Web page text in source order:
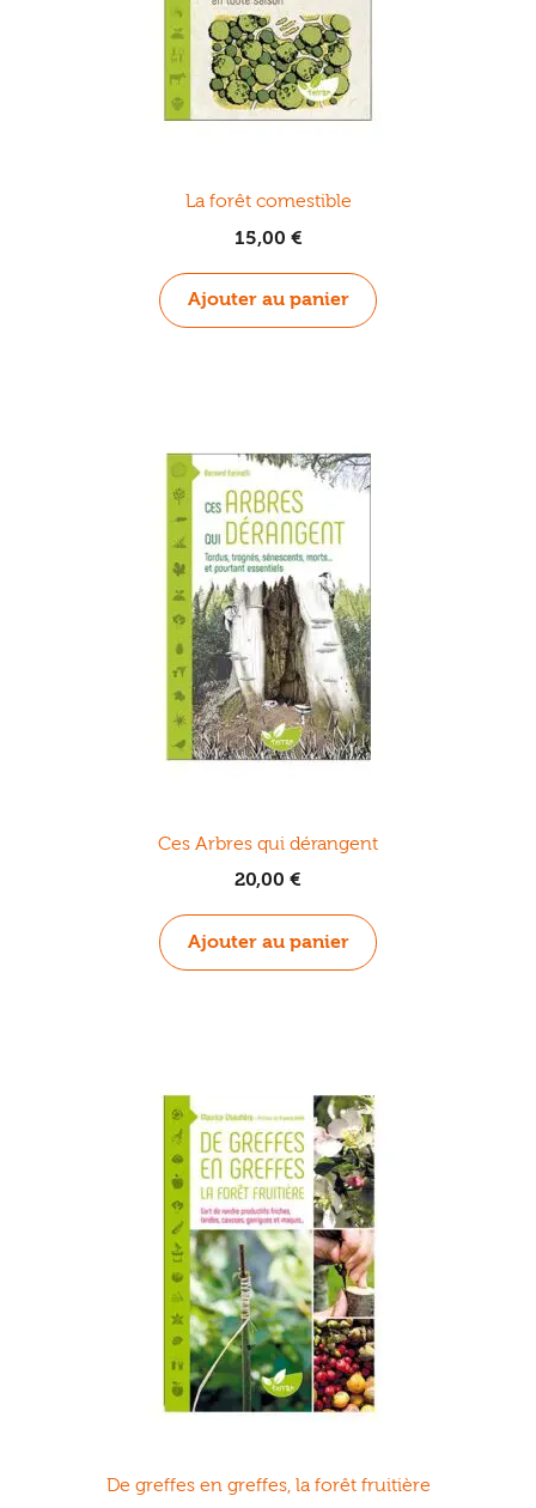
La forêt comestible
15,00 €
Ajouter au panier
Ces Arbres qui dérangent
20,00 €
Ajouter au panier
De greffes en greffes, la forêt fruitière